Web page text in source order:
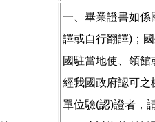
一、畢業證書如係
譯或自行翻譯)；
國駐當地使、領
經我國政府認可之
單位驗(認)證者，